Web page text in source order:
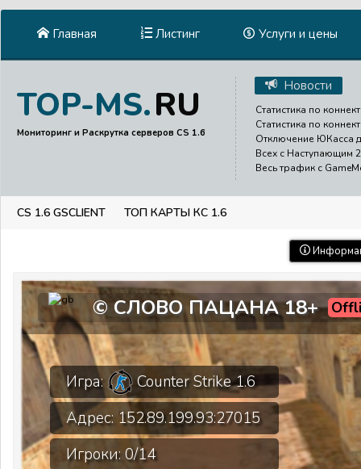
Главная Листинг Услуги и цены
TOP-MS.RU
Мониторинг и Раскрутка серверов CS 1.6
Новости
Статистика по
Статистика по
Отключение ЮКасса
Всех с Наступающим
Весь трафик с
CS 1.6 GSCLIENT ТОП КАРТЫ КС 1.6
© СЛОВО ПАЦАНА 18+
Игра:
Counter Strike 1.6
Адрес: 152.89.199.93:27015
Игроки: 0/14